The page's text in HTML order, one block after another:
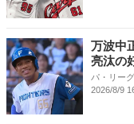
万波中
亮汰の
パ・リー
2026/8/9